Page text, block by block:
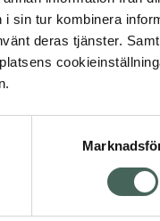
sin tur kombinera
deras tjänster.